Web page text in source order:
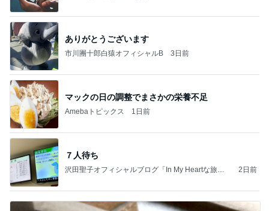
ありがとうございます
市川團十郎白猿オフィシャルB 3日前
マックの日の調整でまさかの栄養不足
Amebaトピックス 1日前
７人待ち
沢田聖子オフィシャルブログ「In My Heartな旅日
2日前